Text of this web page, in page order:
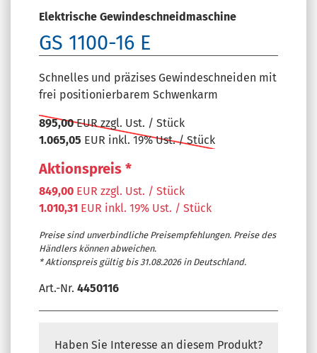
Elektrische Gewindeschneidmaschine
GS 1100-16 E
Schnelles und präzises Gewindeschneiden mit
frei positionierbarem Schwenkarm
895,00EUR zzgl. Ust. / Stück
1.065,05 EUR inkl. 19% Ust. / Stück
Aktionspreis *
849,00 EUR zzgl. Ust. / Stück
1.010,31 EUR inkl. 19% Ust. / Stück
Preise sind unverbindliche Preisempfehlungen. Preise des
Händlers können abweichen.
* Aktionspreis gültig bis 31.08.2026 in Deutschland.
Art.-Nr. 4450116
Haben Sie Interesse an diesem Produkt?